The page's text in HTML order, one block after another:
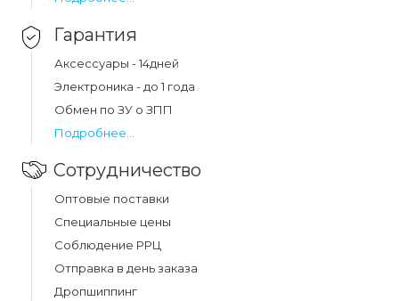
Гарантия
Аксессуары - 14дней
Электроника - до 1 года
Обмен по ЗУ о ЗПП
Подробнее...
Сотрудничество
Оптовые поставки
Специальные цены
Соблюдение РРЦ
Отправка в день заказа
Дропшиппинг